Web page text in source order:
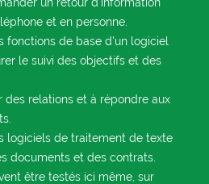
et en personne.
fonctions de base d'un logiciel
le suivi des objectifs et des
des relations et à répondre aux
logiciels de traitement de texte
documents et des contrats.
être testés ici même, sur